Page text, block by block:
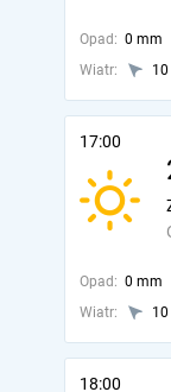
Opad: 0 mm
Wiatr:
17:00
Opad: 0 mm
Wiatr:
18:00